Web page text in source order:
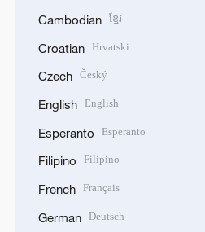
Cambodian ខ្មែរ
Croatian Hrvatski
Czech Český
English English
Esperanto Esperanto
Filipino Filipino
French Français
German Deutsch